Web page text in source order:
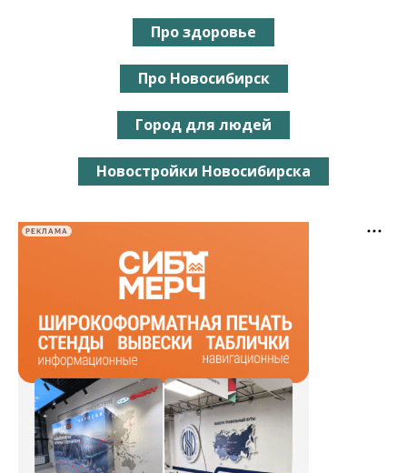
Про здоровье
Про Новосибирск
Город для людей
Новостройки Новосибирска
РЕКЛАМА